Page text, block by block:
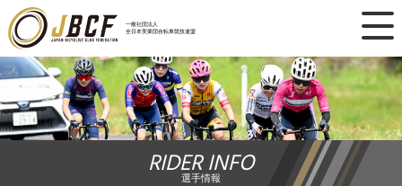
一般社団法人
全日本実業団自転車競技連盟
×
ニュース
レース日程
ランキング
RIDER INFO
選手情報